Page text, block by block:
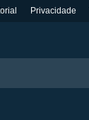
Privacidade